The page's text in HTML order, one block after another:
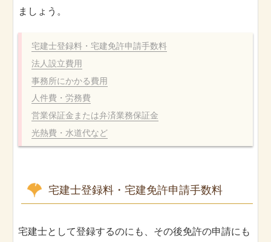
ましょう。
宅建士登録料・宅建免許申請手数料
法人設立費用
事務所にかかる費用
人件費・労務費
営業保証金または弁済業務保証金
光熱費・水道代など
宅建士登録料・宅建免許申請手数料
宅建士として登録するのにも、その後免許の申請にも